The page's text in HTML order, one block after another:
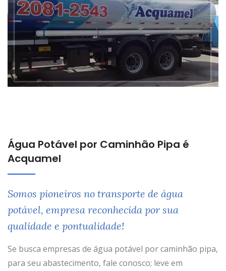
Água Potável por Caminhão Pipa é
Acquamel
Somos pioneiros no transporte de água
potável, empresa reconhecida por sua
qualidade e pontualidade!
Se busca empresas de água potável por caminhão pipa,
para seu abastecimento, fale conosco; leve em